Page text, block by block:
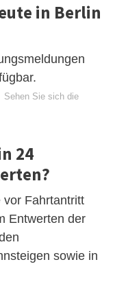
in Berlin
Sehen Sie sich die
24
vor Fahrtantritt
Entwerten der
sowie in